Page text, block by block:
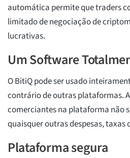
automática permite que traders
limitado de negociação de
lucrativas.
Um Software
O BitiQ pode ser usado
contrário de outras plataformas.
comerciantes na plataforma não
quaisquer outras despesas, taxas
Plataforma segura